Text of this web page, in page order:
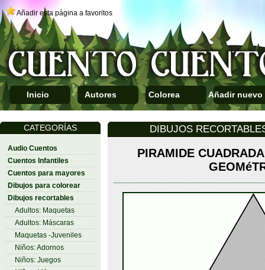
Añadir esta página a favoritos
Inicio Autores Colorea Añadir nuevo
CATEGORÍAS
Audio Cuentos
Cuentos Infantiles
Cuentos para mayores
Dibujos para colorear
Dibujos recortables
Adultos: Maquetas
Adultos: Máscaras
Maquetas -Juveniles
Niños: Adornos
Niños: Juegos
DIBUJOS
PIRAMIDE